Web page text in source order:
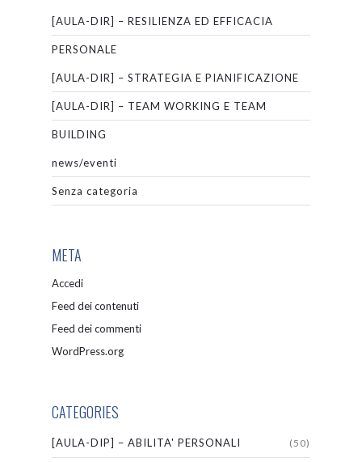
[AULA-DIR] – RESILIENZA ED EFFICACIA
PERSONALE
[AULA-DIR] – STRATEGIA E PIANIFICAZIONE
[AULA-DIR] – TEAM WORKING E TEAM
BUILDING
news/eventi
Senza categoria
META
Accedi
Feed dei contenuti
Feed dei commenti
WordPress.org
CATEGORIES
[AULA-DIP] – ABILITA' PERSONALI (50)